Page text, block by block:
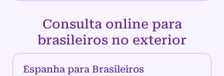
Consulta online para
brasileiros no exterior
Espanha para Brasileiros